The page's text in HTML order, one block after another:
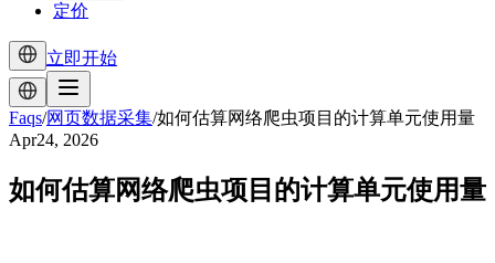
定价
立即开始
Faqs/网页数据采集/如何估算网络爬虫项目的计算单元使用量
Apr24, 2026
如何估算网络爬虫项目的计算单元使用量